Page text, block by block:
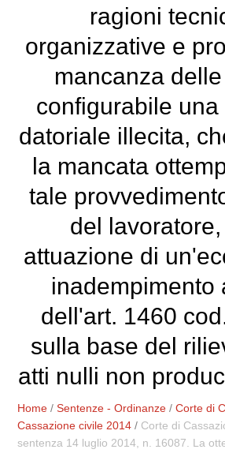
ragioni
organizzative e
mancanza
configurabile
datoriale illecita,
la mancata
tale
del
attuazione di
inadempimento
dell'art. 1460
sulla base del
atti nulli non
Home /Sentenze - Ordinanze /Corte di
Cassazione civile 2014 / Corte di
sentenza 14 luglio 2014, n. 16087. La